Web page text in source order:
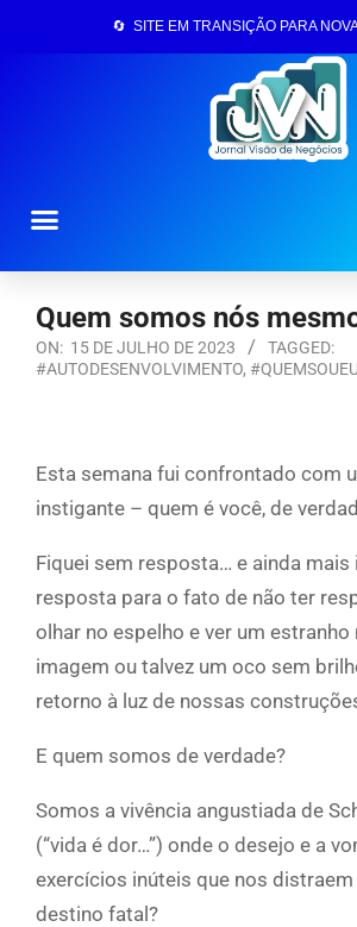
🔄 SITE EM TRANSIÇÃO PARA
Quem somos nós
ON: 15 DE JULHO DE 2023
TAGGED:
#AUTODESENVOLVIMENTO, #QUEMSOUEU
Esta semana fui confrontado com
instigante – quem é você, de
Fiquei sem resposta… e ainda mais
resposta para o fato de não ter
olhar no espelho e ver um estranho
imagem ou talvez um oco sem
retorno à luz de nossas
E quem somos de verdade?
Somos a vivência angustiada de
(“vida é dor…”) onde o desejo e a
exercícios inúteis que nos
destino fatal?